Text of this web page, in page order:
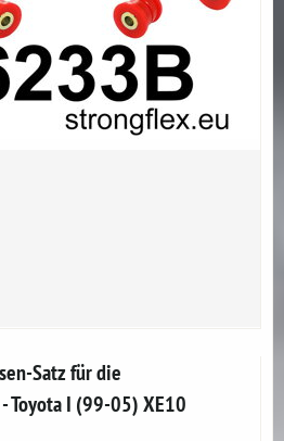
Satz für die
Toyota I (99-05) XE10